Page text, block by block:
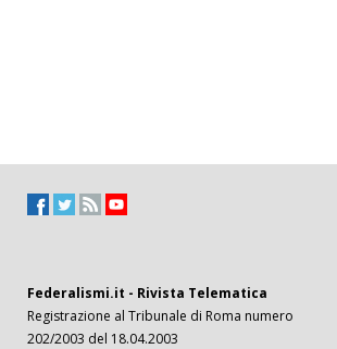
Federalismi.it - Rivista Telematica
Registrazione al Tribunale di Roma numero
202/2003 del 18.04.2003